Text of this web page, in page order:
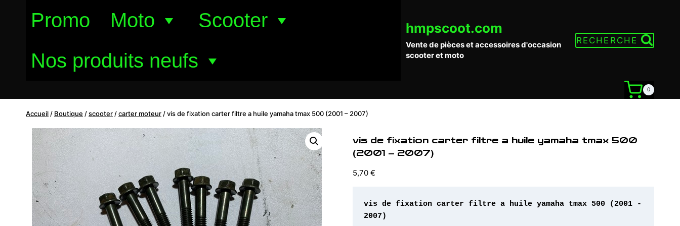
Promo Moto
Scooter
Nos produits neufs
hmpscoot.com
Vente de pièces et accessoires d'occasion
scooter et moto
RECHERCHE
0
Accueil / Boutique /scooter /carter moteur /vis de fixation carter filtre a huile yamaha tmax 500 (2001 – 2007)
vis de fixation carter filtre a huile yamaha tmax 500
(2001 – 2007)
5,70 €
vis de fixation carter filtre a huile yamaha tmax 500 (2001 -
2007)